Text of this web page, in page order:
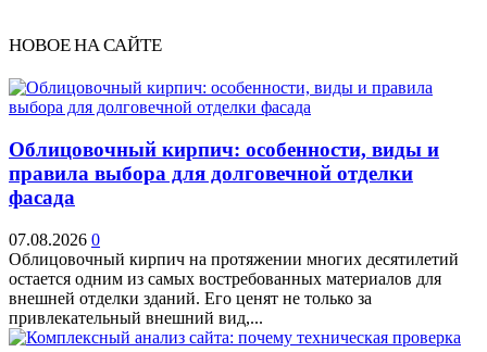
НОВОЕ НА САЙТЕ
Облицовочный кирпич: особенности, виды и
правила выбора для долговечной отделки
фасада
07.08.2026 0
Облицовочный кирпич на протяжении многих десятилетий
остается одним из самых востребованных материалов для
внешней отделки зданий. Его ценят не только за
привлекательный внешний вид,...